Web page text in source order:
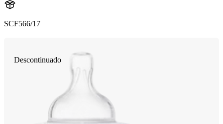
SCF566/17
Descontinuado